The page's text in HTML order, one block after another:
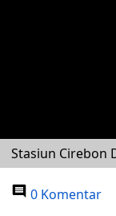
Stasiun Cirebon
0 Komentar